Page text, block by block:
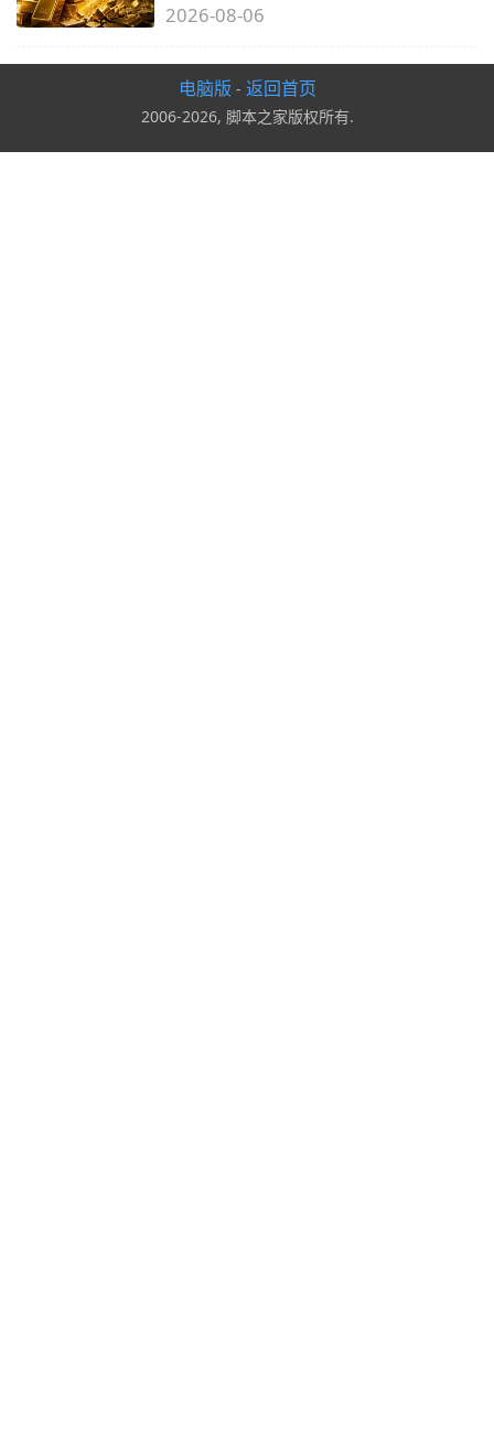
2026-08-06
电脑版 - 返回首页
2006-2026, 脚本之家版权所有.